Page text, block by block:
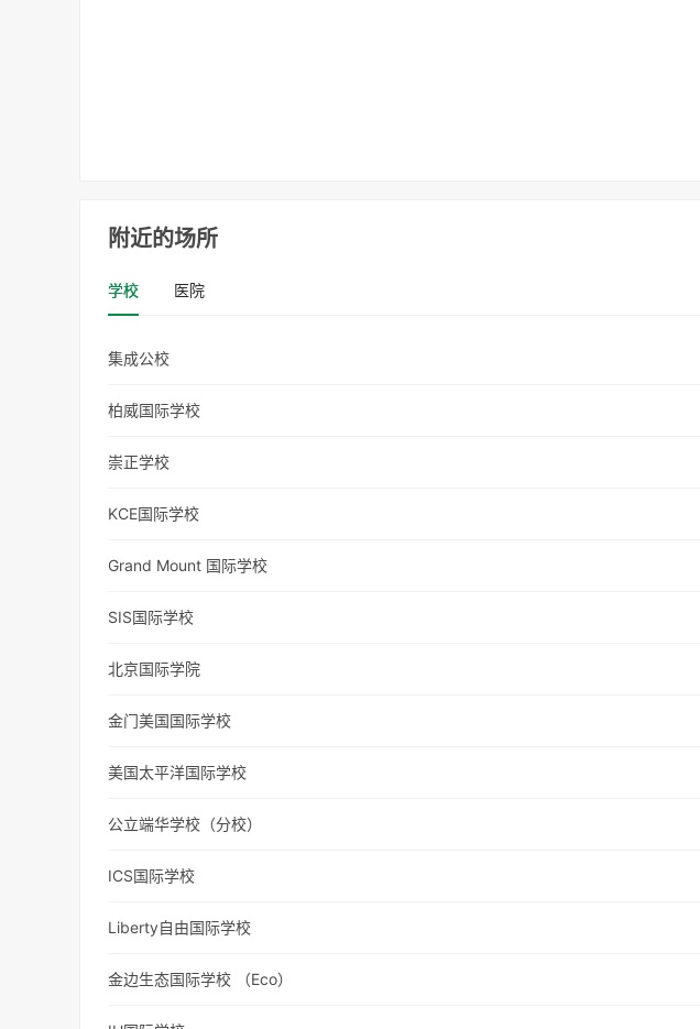
附近的场所
学校 医院
集成公校
柏威国际学校
崇正学校
KCE国际学校
Grand Mount 国际学校
SIS国际学校
北京国际学院
金门美国国际学校
美国太平洋国际学校
公立端华学校（分校）
ICS国际学校
Liberty自由国际学校
金边生态国际学校 （Eco）